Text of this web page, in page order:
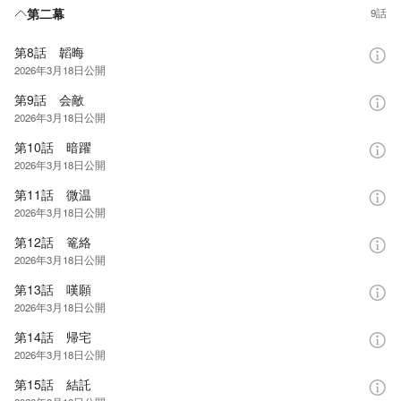
第二幕 9話
第8話 韜晦
2026年3月18日公開
第9話 会敵
2026年3月18日公開
第10話 暗躍
2026年3月18日公開
第11話 微温
2026年3月18日公開
第12話 篭絡
2026年3月18日公開
第13話 嘆願
2026年3月18日公開
第14話 帰宅
2026年3月18日公開
第15話 結託